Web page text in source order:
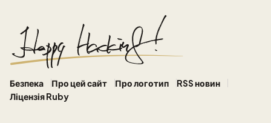
Безпека Про цей сайт Про логотип
RSS новин
Ліцензія Ruby